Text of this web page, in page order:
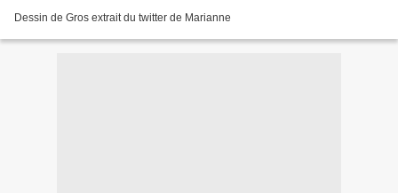
Dessin de Gros extrait du twitter de Marianne